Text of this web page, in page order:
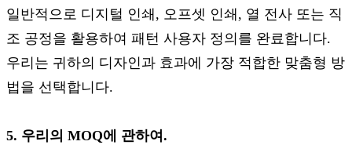
일반적으로 디지털 인쇄, 오프셋 인쇄, 열 전사 또는 직
조 공정을 활용하여 패턴 사용자 정의를 완료합니다.
우리는 귀하의 디자인과 효과에 가장 적합한 맞춤형 방
법을 선택합니다.
5. 우리의 MOQ에 관하여.